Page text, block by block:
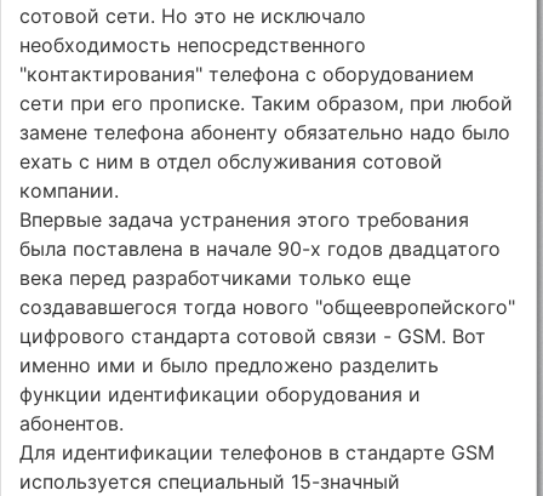
сотовой сети. Но это не исключало
необходимость непосредственного
"контактирования" телефона с оборудованием
сети при его прописке. Таким образом, при любой
замене телефона абоненту обязательно надо было
ехать с ним в отдел обслуживания сотовой
компании.
Впервые задача устранения этого требования
была поставлена в начале 90-х годов двадцатого
века перед разработчиками только еще
создававшегося тогда нового "общеевропейского"
цифрового стандарта сотовой связи - GSM. Вот
именно ими и было предложено разделить
функции идентификации оборудования и
абонентов.
Для идентификации телефонов в стандарте GSM
используется специальный 15-значный